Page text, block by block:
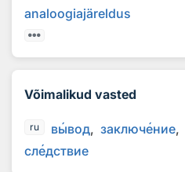
analoogiajäreldus
Võimalikud vasted
ru вывод заключение
следствие